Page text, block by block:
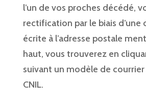
l’un de vos proches décédé,
rectification par le biais d’une
écrite à l’adresse postale
haut, vous trouverez en
suivant un modèle de courrier
CNIL.